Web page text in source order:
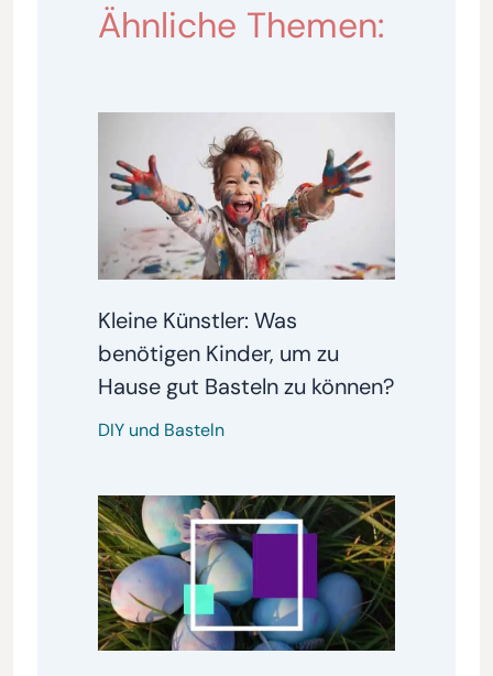
Ähnliche Themen:
Kleine Künstler: Was
benötigen Kinder, um zu
Hause gut Basteln zu können?
DIY und Basteln